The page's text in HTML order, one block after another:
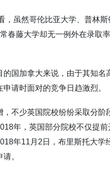
，虽然哥伦比亚大学、普林
春藤大学却无一例外在录取
的国加拿大来说，由于其知
请时面对的竞争日趋激烈。
，不少英国院校纷纷采取分
年，英国部分院校不仅提
年11月2日，布里斯托大
。